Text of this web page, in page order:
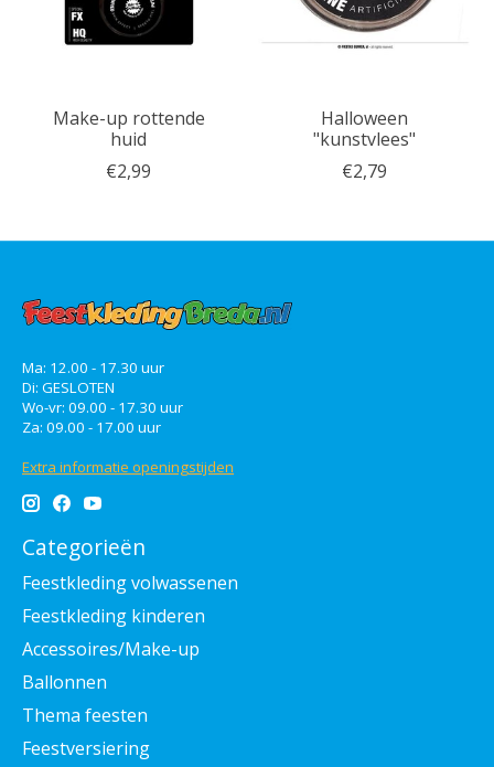
Make-up rottende
huid
€2,99
Halloween
"kunstvlees"
€2,79
Ma: 12.00 - 17.30 uur
Di: GESLOTEN
Wo-vr: 09.00 - 17.30 uur
Za: 09.00 - 17.00 uur
Extra informatie openingstijden
Categorieën
Feestkleding volwassenen
Feestkleding kinderen
Accessoires/Make-up
Ballonnen
Thema feesten
Feestversiering